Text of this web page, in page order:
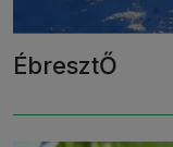
ÉbresztŐ